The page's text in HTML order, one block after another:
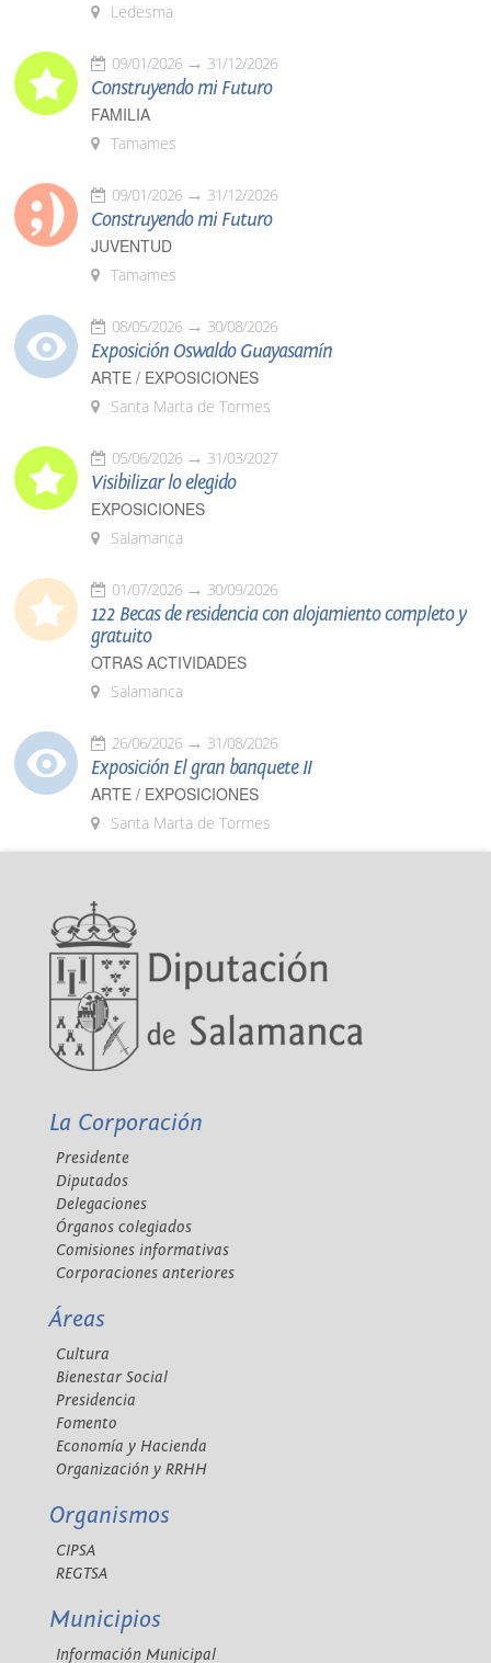
Ledesma
09/01/2026 31/12/2026
Construyendo mi Futuro
FAMILIA
Tamames
09/01/2026 31/12/2026
Construyendo mi Futuro
JUVENTUD
Tamames
08/05/2026 30/08/2026
Exposición Oswaldo Guayasamín
ARTE / EXPOSICIONES
Santa Marta de Tormes
05/06/2026 31/03/2027
Visibilizar lo elegido
EXPOSICIONES
Salamanca
01/07/2026 30/09/2026
122 Becas de residencia con alojamiento completo y
gratuito
OTRAS ACTIVIDADES
Salamanca
26/06/2026 31/08/2026
Exposición El gran banquete II
ARTE / EXPOSICIONES
Santa Marta de Tormes
La Corporación
Presidente
Diputados
Delegaciones
Órganos colegiados
Comisiones informativas
Corporaciones anteriores
Áreas
Cultura
Bienestar Social
Presidencia
Fomento
Economía y Hacienda
Organización y RRHH
Organismos
CIPSA
REGTSA
Municipios
Información Municipal